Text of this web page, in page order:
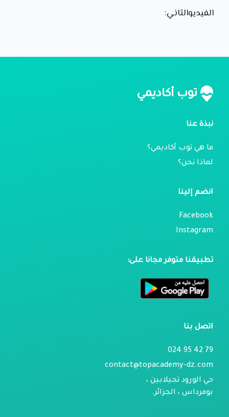
الفيديوالثاني:
توب أكاديمي
نبذة عنا
ما هي توب أكاديمي؟
لماذا نحن؟
انضم إلينا
Facebook
Instagram
تطبيقنا متوفر مجانا على:
اتصل بنا
79 42 95 024
contact@topacademy-dz.com
حي الورود تجيلابين ،
بومرداس ، الجزائر.